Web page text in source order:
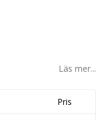
Läs mer...
Pris